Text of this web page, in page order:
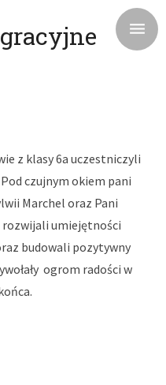
z klasy 6a uczestniczyli
czujnym okiem pani
Marchel oraz Pani
rozwijali umiejętności
budowali pozytywny
ogrom radości w